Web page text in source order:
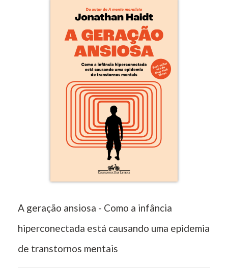
A geração ansiosa - Como a infância
hiperconectada está causando uma epidemia
de transtornos mentais